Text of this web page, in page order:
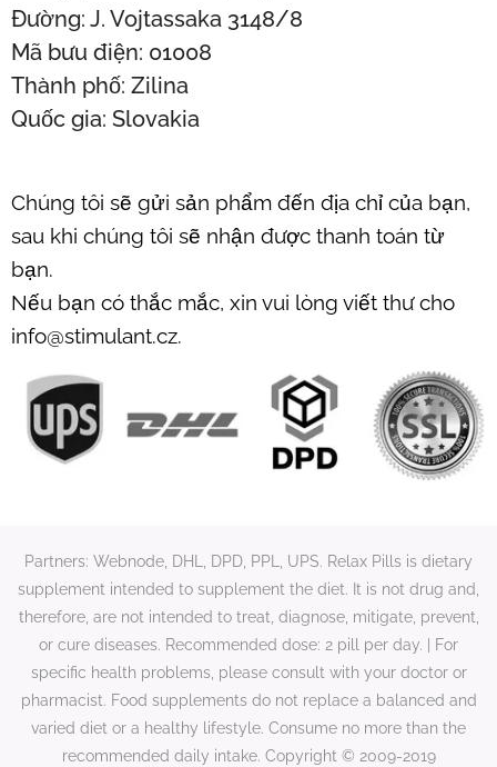
Đường: J. Vojtassaka 3148/8
Mã bưu điện: 01008
Thành phố: Zilina
Quốc gia: Slovakia
Chúng tôi sẽ gửi sản phẩm đến địa chỉ của bạn,
sau khi chúng tôi sẽ nhận được thanh toán từ
bạn.
Nếu bạn có thắc mắc, xin vui lòng viết thư cho
info@stimulant.cz.
Partners: Webnode, DHL, DPD, PPL, UPS. Relax Pills is dietary
supplement intended to supplement the diet. It is not drug and,
therefore, are not intended to treat, diagnose, mitigate, prevent,
or cure diseases. Recommended dose: 2 pill per day. | For
specific health problems, please consult with your doctor or
pharmacist. Food supplements do not replace a balanced and
varied diet or a healthy lifestyle. Consume no more than the
recommended daily intake. Copyright © 2009-2019